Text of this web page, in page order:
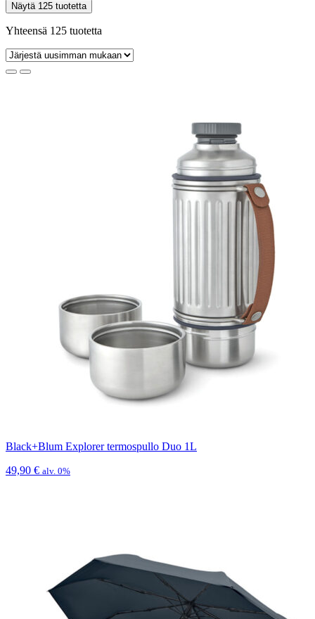
Näytä 125 tuotetta
Yhteensä 125 tuotetta
Black+Blum Explorer termospullo Duo 1L
49,90 € alv. 0%